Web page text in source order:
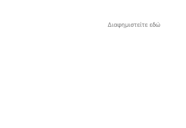
Διαφημιστείτε εδώ